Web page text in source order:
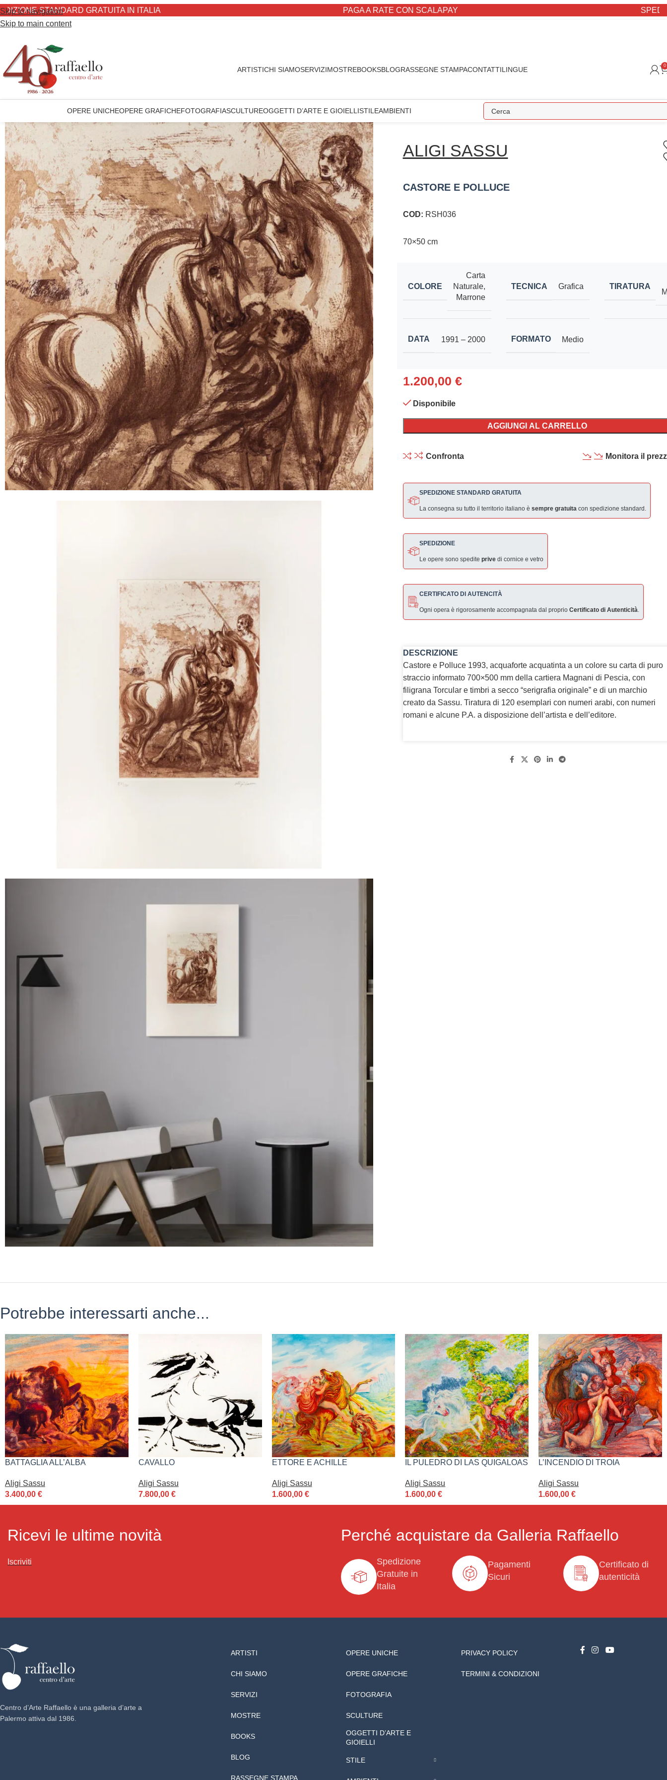
Skip to navigation
Skip to main content
STANDARD GRATUITA IN ITALIA PAGA A RATE CON SCALAPAY SPEDIZIONE
ARTISTICHI SIAMOSERVIZIMOSTREBOOKSBLOGRASSEGNE STAMPACONTATTILINGUE 0
OPERE UNICHEOPERE GRAFICHEFOTOGRAFIASCULTUREOGGETTI D’ARTE E GIOIELLISTILEAMBIENTI
ALIGI SASSU
CASTORE E POLLUCE
COD: RSH036
70×50 cm
COLORE
Carta
Naturale,
Marrone
TECNICA Grafica TIRATURA
DATA 1991 – 2000 FORMATO Medio
1.200,00 €
Disponibile
AGGIUNGI AL CARRELLO
Confronta Monitora il
SPEDIZIONE STANDARD GRATUITA
La consegna su tutto il territorio italiano è sempre gratuita con spedizione standard.
SPEDIZIONE
Le opere sono spedite privedi cornice e vetro
CERTIFICATO DI AUTENCITÀ
Ogni opera è rigorosamente accompagnata dal proprio Certificato di Autenticità.
DESCRIZIONE
Castore e Polluce 1993, acquaforte acquatinta a un colore su carta di puro
straccio informato 700×500 mm della cartiera Magnani di Pescia, con
filigrana Torcular e timbri a secco “serigrafia originale” e di un marchio
creato da Sassu. Tiratura di 120 esemplari con numeri arabi, con numeri
romani e alcune P.A. a disposizione dell’artista e dell’editore.
Potrebbe interessarti anche...
BATTAGLIA ALL’ALBA
Aligi Sassu
3.400,00 €
CAVALLO
Aligi Sassu
7.800,00 €
ETTORE E ACHILLE
Aligi Sassu
1.600,00 €
IL PULEDRO DI LAS QUIGALOAS
Aligi Sassu
1.600,00€
L’INCENDIO DI TROIA
Aligi Sassu
1.600,00€
Ricevi le ultime novità
Iscriviti
Perché acquistare da Galleria Raffaello
Spedizione
Gratuite in
Italia
Pagamenti
Sicuri
Certificato di
autenticità
Centro d’Arte Raffaello è una galleria d’arte a
Palermo attiva dal 1986.
ARTISTI
CHI SIAMO
SERVIZI
MOSTRE
BOOKS
BLOG
RASSEGNE STAMPA
OPERE UNICHE
OPERE GRAFICHE
FOTOGRAFIA
SCULTURE
OGGETTI D’ARTE E
GIOIELLI
STILE
PRIVACY POLICY
TERMINI & CONDIZIONI